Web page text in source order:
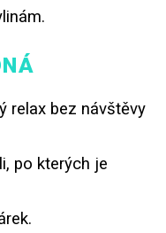
relax bez návštěvy
po kterých je